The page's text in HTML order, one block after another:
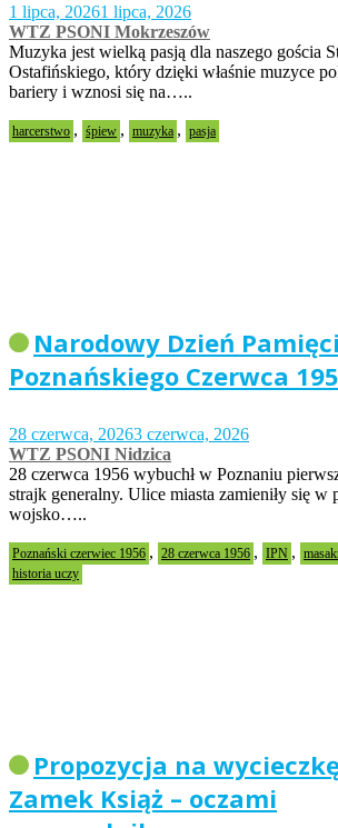
1 lipca, 20261 lipca, 2026
WTZ PSONI Mokrzeszów
Muzyka jest wielką pasją dla naszego gościa
Ostafińskiego, który dzięki właśnie muzyce
bariery i wznosi się na…..
harcerstwo , śpiew , muzyka , pasja
Narodowy Dzień Pamięci
Poznańskiego Czerwca
28 czerwca, 20263 czerwca, 2026
WTZ PSONI Nidzica
28 czerwca 1956 wybuchł w Poznaniu
strajk generalny. Ulice miasta zamieniły się w
wojsko…..
Poznański czerwiec 1956 , 28 czerwca 1956 , IPN ,
historia uczy
Propozycja na
Zamek Książ – oczami